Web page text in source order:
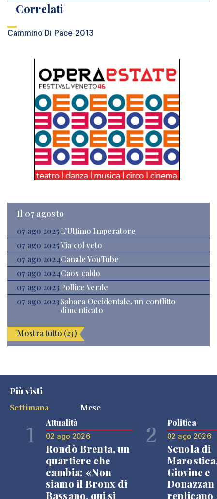
Correlati
Cammino Di Pace 2013
Il 07 agosto
07 ago 2025 L’Ultimo Imperatore
07 ago 2025Via col veto
07 ago 2024Canale YouTube
07 ago 2024Caos caldo
07 ago 2023Pollice Verde
07 ago 2023Sahara Occidentale, un conflitto
dimenticato
Mostra tutto (23)
Più visti
Settimana
Mese
1 Attualità
02 ago 2026
Rondò Brenta, un
quartiere che
cambia: «Non
siamo il Bronx di
Bassano, qui si
2 Politica
02 ago 2026
Scuola di
Giovine e
Donazzan
replicano